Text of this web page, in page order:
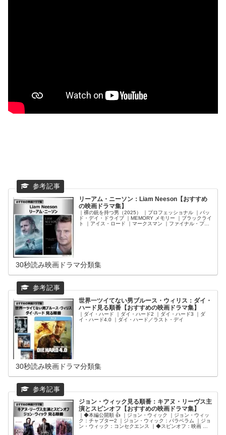
リーアム・ニーソン：Liam Neeson【おすすめ
の映画ドラマ集】
｜裸の銃を持つ男（2025） ｜プロフェッショナル ｜バッ
ド・デイ・ドライブ ｜MEMORY メモリー ｜ブラックライ
ト ｜アイス・ロード ｜マークスマン ｜ファイナル・プラ
ブン ｜ラブ・アクチュアリー ｜K-19 ｜スター・ウォーズ
エピソード1／ファントム・メナス ｜レ・ミゼラブル
30秒読み映画ドラマ分類集
世界一ツイてない男ブルース・ウィリス：ダイ・
ハード見る順番【おすすめの映画ドラマ集】
｜ダイ・ハード ｜ダイ・ハード2 ｜ダイ・ハード3 ｜ダ
イ・ハード4.0 ｜ダイ・ハード／ラスト・デイ
30秒読み映画ドラマ分類集
ジョン・ウィック見る順番：キアヌ・リーヴス主
演とスピンオフ【おすすめの映画ドラマ集】
｜◆本編公開順 👍 ｜ジョン・ウィック ｜ジョン・ウィッ
ク：チャプター2 ｜ジョン・ウィック：パラベラム ｜ジョ
ン・ウィック：コンセクエンス ｜◆スピンオフ：映画 ｜